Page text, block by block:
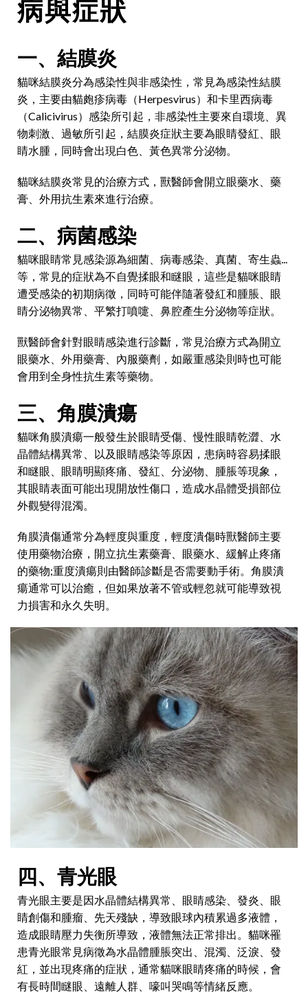
病與症狀
一、結膜炎
貓咪結膜炎分為感染性與非感染性，常見為感染性結膜
炎，主要由貓皰疹病毒（Herpesvirus）和卡里西病毒
（Calicivirus）感染所引起，非感染性主要來自環境、異
物刺激、過敏所引起，結膜炎症狀主要為眼睛發紅、眼
睛水腫，同時會出現白色、黃色異常分泌物。
貓咪結膜炎常見的治療方式，獸醫師會開立眼藥水、藥
膏、外用抗生素來進行治療。
二、病菌感染
貓咪眼睛常見感染源為細菌、病毒感染、真菌、寄生蟲...
等，常見的症狀為不自覺揉眼和瞇眼，這些是貓咪眼睛
遭受感染的初期病徵，同時可能伴隨著發紅和腫脹、眼
睛分泌物異常、平繁打噴嚏、鼻腔產生分泌物等症狀。
獸醫師會針對眼睛感染進行診斷，常見治療方式為開立
眼藥水、外用藥膏、內服藥劑，如嚴重感染則時也可能
會用到全身性抗生素等藥物。
三、角膜潰瘍
貓咪角膜潰瘍一般發生於眼睛受傷、慢性眼睛乾澀、水
晶體結構異常、以及眼睛感染等原因，患病時容易揉眼
和瞇眼、眼睛明顯疼痛、發紅、分泌物、腫脹等現象，
其眼睛表面可能出現開放性傷口，造成水晶體受損部位
外觀變得混濁。
角膜潰傷通常分為輕度與重度，輕度潰傷時獸醫師主要
使用藥物治療，開立抗生素藥膏、眼藥水、緩解止疼痛
的藥物;重度潰瘍則由醫師診斷是否需要動手術。角膜潰
瘍通常可以治癒，但如果放著不管或輕忽就可能導致視
力損害和永久失明。
四、青光眼
青光眼主要是因水晶體結構異常、眼睛感染、發炎、眼
睛創傷和腫瘤、先天殘缺，導致眼球內積累過多液體，
造成眼睛壓力失衡所導致，液體無法正常排出。貓咪罹
患青光眼常見病徵為水晶體腫脹突出、混濁、泛淚、發
紅，並出現疼痛的症狀，通常貓咪眼睛疼痛的時候，會
有長時間瞇眼、遠離人群、嚎叫哭鳴等情緒反應。